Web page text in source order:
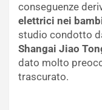
conseguenze
elettrici nei
studio condotto
Shangai Jiao
dato molto
trascurato.